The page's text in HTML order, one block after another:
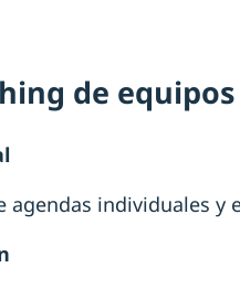
de
agendas individuales y